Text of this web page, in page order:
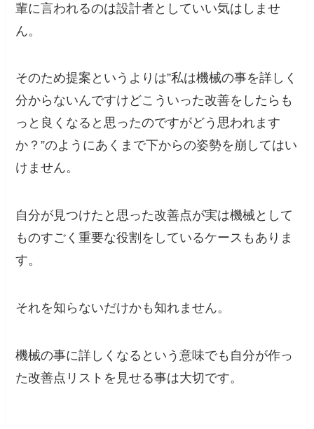
輩に言われるのは設計者としていい気はしませ
ん。
そのため提案というよりは”私は機械の事を詳しく
分からないんですけどこういった改善をしたらも
っと良くなると思ったのですがどう思われます
か？”のようにあくまで下からの姿勢を崩してはい
けません。
自分が見つけたと思った改善点が実は機械として
ものすごく重要な役割をしているケースもありま
す。
それを知らないだけかも知れません。
機械の事に詳しくなるという意味でも自分が作っ
た改善点リストを見せる事は大切です。